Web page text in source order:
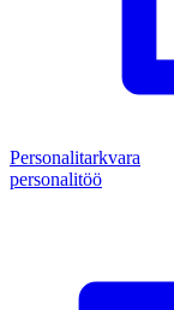
Personalitarkvara
personalitöö